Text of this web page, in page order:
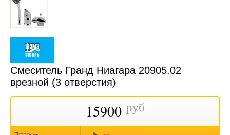
Смеситель Гранд Ниагара 20905.02
врезной (3 отверстия)
15900 руб